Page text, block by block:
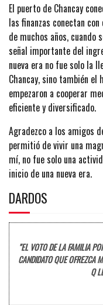
El puerto de Chancay
las finanzas conectan
de muchos años, cuando
señal importante del
nueva era no fue solo la
Chancay, sino también el
empezaron a cooperar
eficiente y diversificado.
Agradezco a los amigos
permitió de vivir una
mí, no fue solo una
inicio de una nueva era.
DARDOS
"EL VOTO DE LA FAMILIA
CANDIDATO QUE OFREZCA
Q